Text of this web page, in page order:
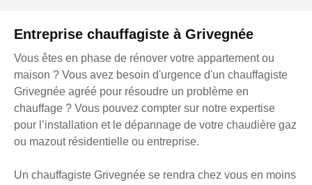
Entreprise chauffagiste à Grivegnée
Vous êtes en phase de rénover votre appartement ou
maison ? Vous avez besoin d'urgence d'un chauffagiste
Grivegnée agréé pour résoudre un problème en
chauffage ? Vous pouvez compter sur notre expertise
pour l’installation et le dépannage de votre chaudière gaz
ou mazout résidentielle ou entreprise.
Un chauffagiste Grivegnée se rendra chez vous en moins